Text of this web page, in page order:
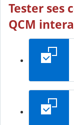
Tester ses
QCM